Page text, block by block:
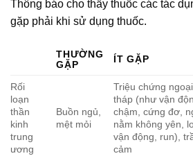
Thông báo cho thầy thuốc các tác
gặp phải khi sử dụng thuốc.
THƯỜNG
GẶP
ÍT GẶP
Rối
loạn
thần
kinh
trung
ương
Buồn ngủ,
mệt mỏi
Triệu chứng ngoại
tháp (như vận
chậm, cứng đơ,
nằm không yên,
vận động, run),
cảm